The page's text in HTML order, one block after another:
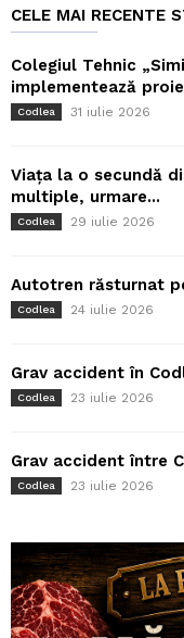
CELE MAI RECENTE
Colegiul Tehnic
implementează
Codlea 31 iulie 2026
Viața la o secundă
multiple, urmare...
Codlea 29 iulie 2026
Autotren răsturnat
Codlea 24 iulie 2026
Grav accident în
Codlea 23 iulie 2026
Grav accident între
Codlea 23 iulie 2026